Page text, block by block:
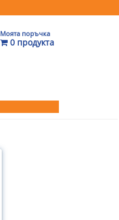
Моята поръчка
0 продукта